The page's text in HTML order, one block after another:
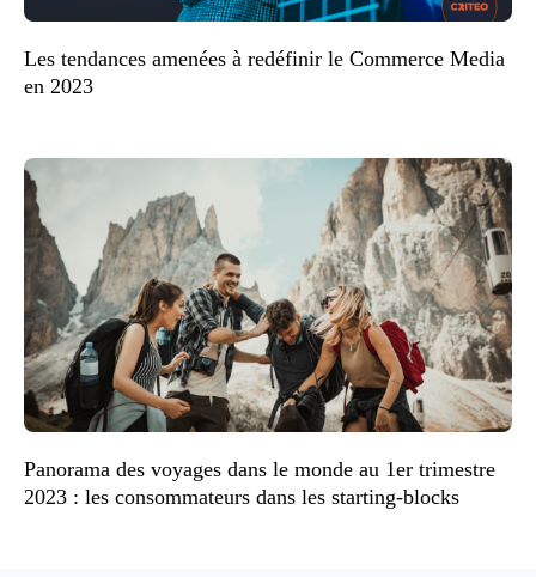
Les tendances amenées à redéfinir le Commerce Media
en 2023
Panorama des voyages dans le monde au 1er trimestre
2023 : les consommateurs dans les starting-blocks